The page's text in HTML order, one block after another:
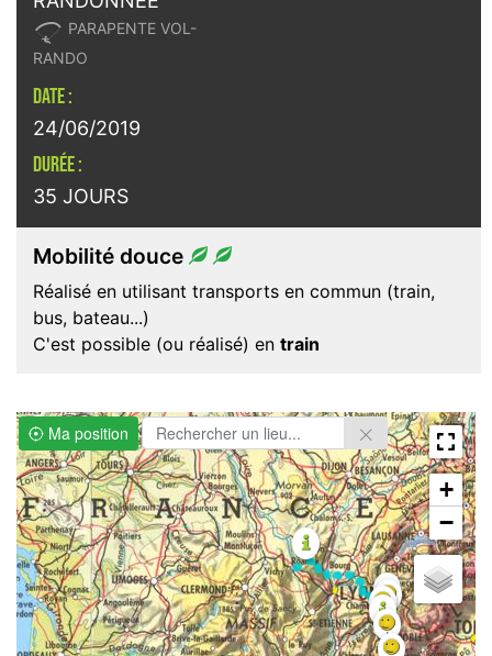
 PARAPENTE VOL-
RANDO
DATE :
24/06/2019
DURÉE :
35 JOURS
Mobilité douce
Réalisé en utilisant transports en commun (train,
bus, bateau...)
C'est possible (ou réalisé) en train
Ma position
+
−